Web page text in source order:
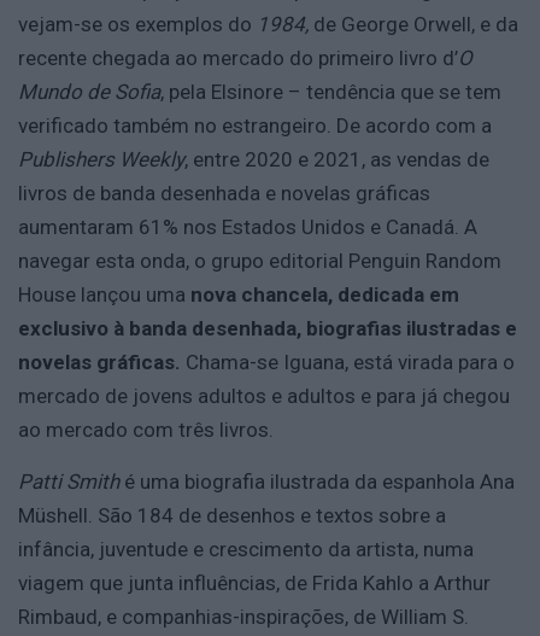
vejam-se os exemplos do 1984, de George Orwell, e da
recente chegada ao mercado do primeiro livro d’O
Mundo de Sofia, pela Elsinore – tendência que se tem
verificado também no estrangeiro. De acordo com a
Publishers Weekly, entre 2020 e 2021, as vendas de
livros de banda desenhada e novelas gráficas
aumentaram 61% nos Estados Unidos e Canadá. A
navegar esta onda, o grupo editorial Penguin Random
House lançou uma nova chancela, dedicada em
exclusivo à banda desenhada, biografias ilustradas e
novelas gráficas. Chama-se Iguana, está virada para o
mercado de jovens adultos e adultos e para já chegou
ao mercado com três livros.
Patti Smith é uma biografia ilustrada da espanhola Ana
Müshell. São 184 de desenhos e textos sobre a
infância, juventude e crescimento da artista, numa
viagem que junta influências, de Frida Kahlo a Arthur
Rimbaud, e companhias-inspirações, de William S.